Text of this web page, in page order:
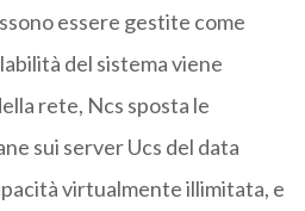
essere gestite come
del sistema viene
rete, Ncs sposta le
sui server Ucs del data
virtualmente illimitata, e